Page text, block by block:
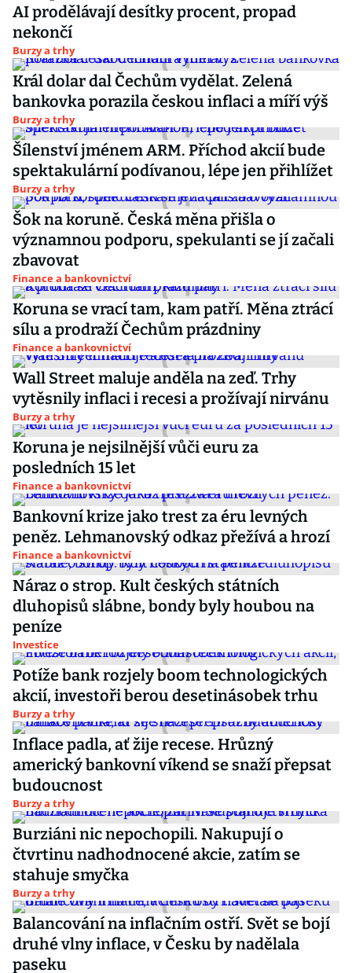
AI prodělávají desítky procent, propad
nekončí
Burzy a trhy
Král dolar dal Čechům vydělat. Zelená
bankovka porazila českou inflaci a míří výš
Burzy a trhy
Šílenství jménem ARM. Příchod akcií bude
spektakulární podívanou, lépe jen přihlížet
Burzy a trhy
Šok na koruně. Česká měna přišla o
významnou podporu, spekulanti se jí začali
zbavovat
Finance a bankovnictví
Koruna se vrací tam, kam patří. Měna ztrácí
sílu a prodraží Čechům prázdniny
Finance a bankovnictví
Wall Street maluje anděla na zeď. Trhy
vytěsnily inflaci i recesi a prožívají nirvánu
Burzy a trhy
Koruna je nejsilnější vůči euru za
posledních 15 let
Finance a bankovnictví
Bankovní krize jako trest za éru levných
peněz. Lehmanovský odkaz přežívá a hrozí
Finance a bankovnictví
Náraz o strop. Kult českých státních
dluhopisů slábne, bondy byly houbou na
peníze
Investice
Potíže bank rozjely boom technologických
akcií, investoři berou desetinásobek trhu
Burzy a trhy
Inflace padla, ať žije recese. Hrůzný
americký bankovní víkend se snaží přepsat
budoucnost
Burzy a trhy
Burziáni nic nepochopili. Nakupují o
čtvrtinu nadhodnocené akcie, zatím se
stahuje smyčka
Burzy a trhy
Balancování na inflačním ostří. Svět se bojí
druhé vlny inflace, v Česku by nadělala
paseku